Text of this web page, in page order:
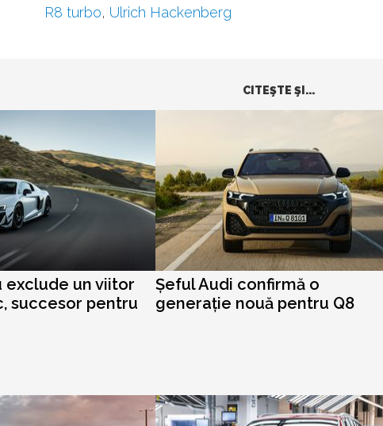
R8 turbo, Ulrich Hackenberg
CITEŞTE ŞI...
exclude un viitor
succesor pentru
Șeful Audi confirmă o
generație nouă pentru Q8